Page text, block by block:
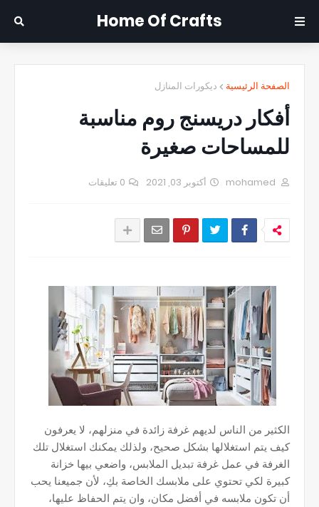
Home Of Crafts
الصفحة الرئيسية ديكورات المنازل
أفكار دريسنج روم مناسبة
للمساحات صغيرة
أكتوبر 03, 2021 0 تعليقات
الكثير من الناس لديهم غرفة زائدة في منزلهم، لا يعرفون
كيف يتم استغلالها بشكل صحيح، ولذلك يمكنك استغلال تلك
الغرفة في عمل غرفة تبديل الملابس، واضعي بيها خزانة
كبيرة لكي تحتوي على ملابسك الخاصة بكِ، لأن جميعنا يحب
أن تكون ملابسه في أفضل مكان، وان يتم الحفاظ عليها،